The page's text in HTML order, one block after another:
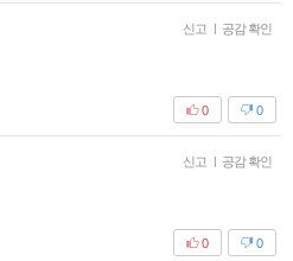
신고 공감 확인
0
0
신고 공감 확인
0
0